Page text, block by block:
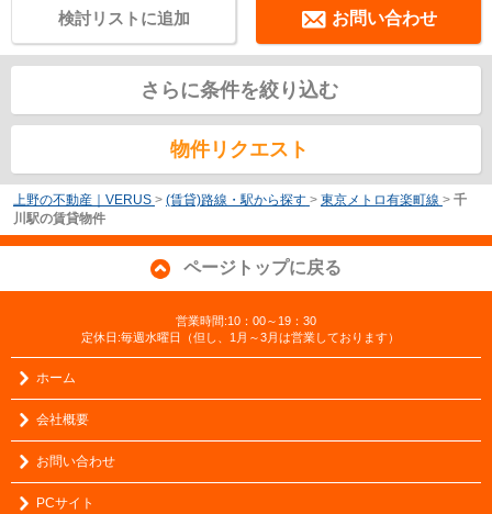
お問い合わせ
検討リストに追加
さらに条件を絞り込む
物件リクエスト
上野の不動産｜VERUS > (賃貸)路線・駅から探す > 東京メトロ有楽町線 > 千
川駅の賃貸物件
ページトップに戻る
営業時間:10：00～19：30
定休日:毎週水曜日（但し、1月～3月は営業しております）
ホーム
会社概要
お問い合わせ
PCサイト